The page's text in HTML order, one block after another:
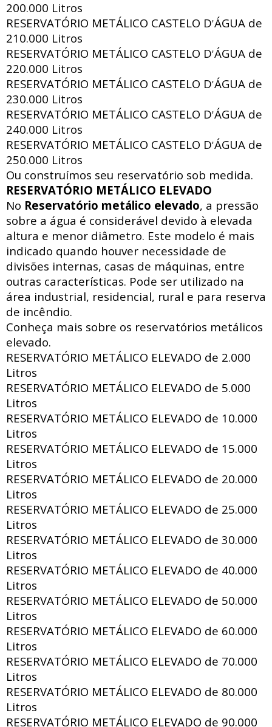
200.000 Litros
RESERVATÓRIO METÁLICO CASTELO D'ÁGUA de
210.000 Litros
RESERVATÓRIO METÁLICO CASTELO D'ÁGUA de
220.000 Litros
RESERVATÓRIO METÁLICO CASTELO D'ÁGUA de
230.000 Litros
RESERVATÓRIO METÁLICO CASTELO D'ÁGUA de
240.000 Litros
RESERVATÓRIO METÁLICO CASTELO D'ÁGUA de
250.000 Litros
Ou construímos seu reservatório sob medida.
RESERVATÓRIO METÁLICO ELEVADO
No Reservatório metálico elevado, a pressão
sobre a água é considerável devido à elevada
altura e menor diâmetro. Este modelo é mais
indicado quando houver necessidade de
divisões internas, casas de máquinas, entre
outras características. Pode ser utilizado na
área industrial, residencial, rural e para reserva
de incêndio.
Conheça mais sobre os reservatórios metálicos
elevado.
RESERVATÓRIO METÁLICO ELEVADO de 2.000
Litros
RESERVATÓRIO METÁLICO ELEVADO de 5.000
Litros
RESERVATÓRIO METÁLICO ELEVADO de 10.000
Litros
RESERVATÓRIO METÁLICO ELEVADO de 15.000
Litros
RESERVATÓRIO METÁLICO ELEVADO de 20.000
Litros
RESERVATÓRIO METÁLICO ELEVADO de 25.000
Litros
RESERVATÓRIO METÁLICO ELEVADO de 30.000
Litros
RESERVATÓRIO METÁLICO ELEVADO de 40.000
Litros
RESERVATÓRIO METÁLICO ELEVADO de 50.000
Litros
RESERVATÓRIO METÁLICO ELEVADO de 60.000
Litros
RESERVATÓRIO METÁLICO ELEVADO de 70.000
Litros
RESERVATÓRIO METÁLICO ELEVADO de 80.000
Litros
RESERVATÓRIO METÁLICO ELEVADO de 90.000